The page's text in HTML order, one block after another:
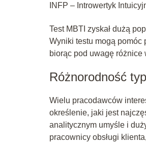
INFP – Introwertyk
Test MBTI zyskał dużą
Wyniki testu mogą
biorąc pod uwagę
Różnorodność
Wielu pracodawców
określenie, jaki jest
analitycznym umyśle i
pracownicy obsługi